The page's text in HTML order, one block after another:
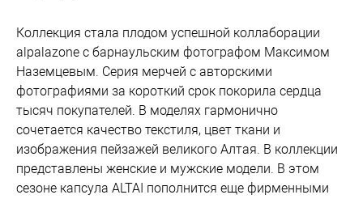
Коллекция стала плодом успешной коллаборации
alpalazone с барнаульским фотографом Максимом
Наземцевым. Серия мерчей с авторскими
фотографиями за короткий срок покорила сердца
тысяч покупателей. В моделях гармонично
сочетается качество текстиля, цвет ткани и
изображения пейзажей великого Алтая. В коллекции
представлены женские и мужские модели. В этом
сезоне капсула ALTAI пополнится еще фирменными